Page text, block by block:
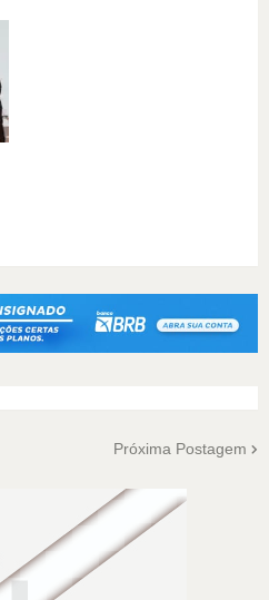
Próxima Postagem